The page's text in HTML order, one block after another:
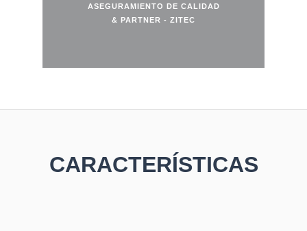
ASEGURAMIENTO DE CALIDAD
& PARTNER - ZITEC
CARACTERÍSTICAS